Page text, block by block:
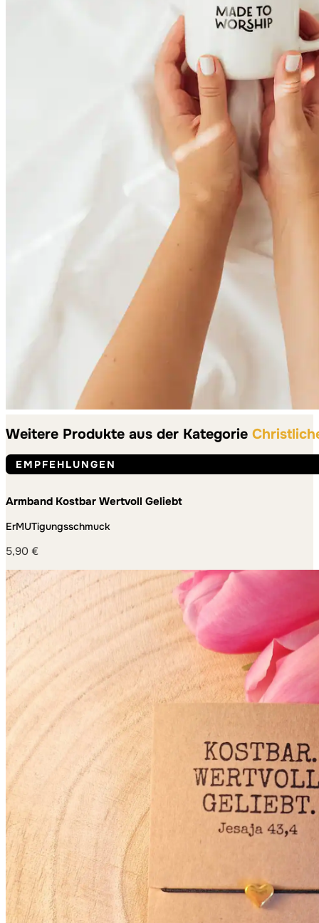
Weitere Produkte aus der Kategorie
EMPFEHLUNGEN
Armband Kostbar Wertvoll Geliebt
ErMUTigungsschmuck
5,90 €